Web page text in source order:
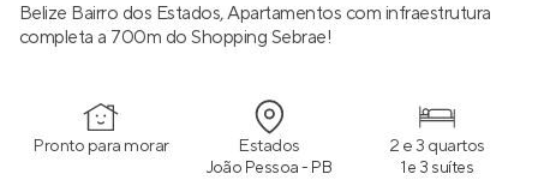
Belize Bairro dos Estados, Apartamentos com infraestrutura
completa a 700m do Shopping Sebrae!
Pronto para morar Estados
João Pessoa - PB
2 e 3 quartos
1 e 3 suítes